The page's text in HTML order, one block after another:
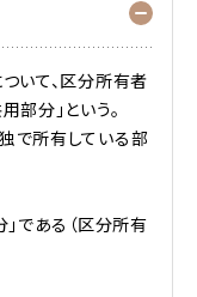
いて、区分所有者
部分」という。
で所有している部
である（区分所有